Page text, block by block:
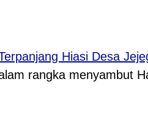
Hiasi Desa
rangka menyambut